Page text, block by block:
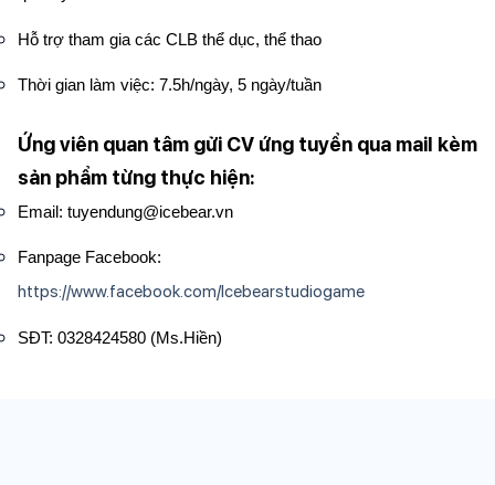
Hỗ trợ tham gia các CLB thể dục, thể thao
Thời gian làm việc: 7.5h/ngày, 5 ngày/tuần
Ứng viên quan tâm gửi CV ứng tuyển qua mail kèm
sản phẩm từng thực hiện:
Email: tuyendung@icebear.vn
Fanpage Facebook:
https://www.facebook.com/Icebearstudiogame
SĐT: 0328424580 (Ms.Hiền)